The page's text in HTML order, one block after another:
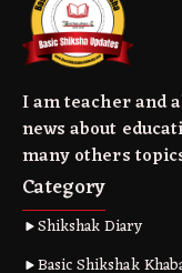
I am teacher and
news about
many others
Category
Shikshak Diary
Basic Shikshak